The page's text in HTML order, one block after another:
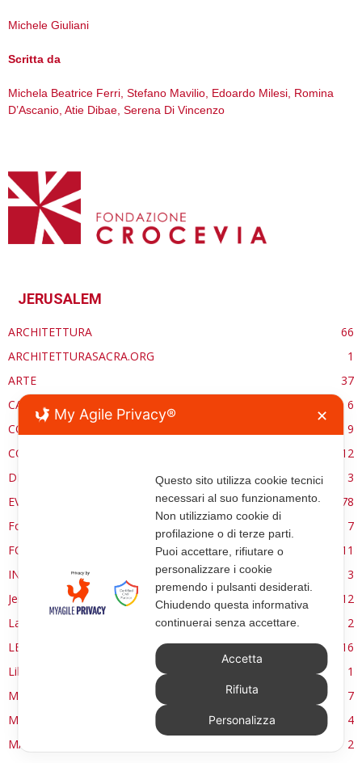
Michele Giuliani
Scritta da
Michela Beatrice Ferri, Stefano Mavilio, Edoardo Milesi, Romina
D’Ascanio, Atie Dibae, Serena Di Vincenzo
JERUSALEM
ARCHITETTURA
66
ARCHITETTURASACRA.ORG
1
ARTE
37
CARE ECCLESSIA
6
CONSERVAZIONE
9
CONTROCANTO
12
DE RE AEDIFICATORIA
3
EVENTI
78
Forma, spazio e ordine
7
FORMAZIONE
11
INTERVIEW
3
Jerusalem
12
La Materia e l'Immagine
2
LETTURE
16
Libri
1
MANUALE | FUOCHI LITURGICI
7
MANUALE | PATRIMONIO
4
MANUALE | PREMESSA
2
My Agile Privacy® ✕
Questo sito utilizza cookie tecnici
necessari al suo funzionamento.
Non utilizziamo cookie di
profilazione o di terze parti.
Puoi accettare, rifiutare o
personalizzare i cookie
premendo i pulsanti desiderati.
Chiudendo questa informativa
continuerai senza accettare.
Accetta
Rifiuta
Personalizza